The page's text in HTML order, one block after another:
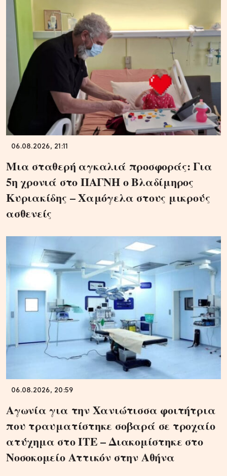
06.08.2026, 21:11
Μια σταθερή αγκαλιά προσφοράς: Για
5η χρονιά στο ΠΑΓΝΗ ο Βλαδίμηρος
Κυριακίδης – Χαμόγελα στους μικρούς
ασθενείς
06.08.2026, 20:59
Αγωνία για την Χανιώτισσα φοιτήτρια
που τραυματίστηκε σοβαρά σε τροχαίο
ατύχημα στο ΙΤΕ – Διακομίστηκε στο
Νοσοκομείο Αττικόν στην Αθήνα